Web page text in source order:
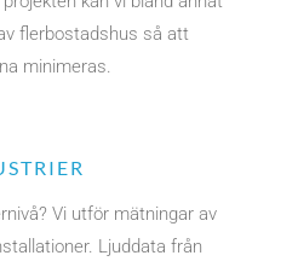
flerbostadshus så att
minimeras.
Vi utför mätningar av
Ljuddata från